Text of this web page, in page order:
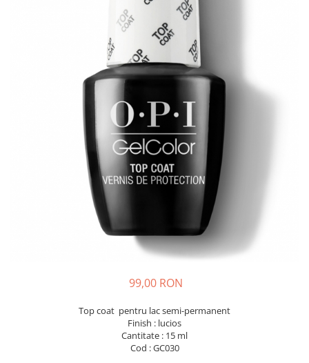
99,00 RON
Top coat pentru lac semi-permanent
Finish : lucios
Cantitate : 15 ml
Cod : GC030